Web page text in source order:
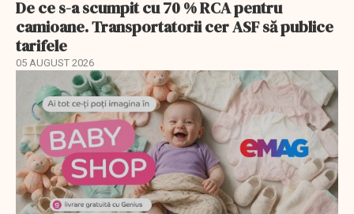
De ce s-a scumpit cu 70 % RCA pentru
camioane. Transportatorii cer ASF să publice
tarifele
05 AUGUST 2026